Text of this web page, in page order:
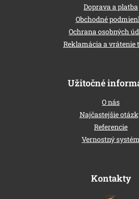
Doprava a platba
Obchodné
Ochrana osobných
Reklamácia a vrátenie
Užitočné
O nás
Najčastejšie
Referencie
Vernostný systém
Kontakty